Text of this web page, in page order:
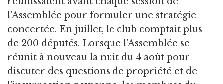
l'Assemblée pour formuler une stratégie
concertée. En juillet, le club comptait plus
de 200 députés. Lorsque l'Assemblée se
réunit à nouveau la nuit du 4 août pour
discuter des questions de propriété et de